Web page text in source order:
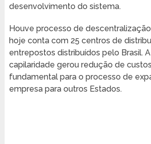
desenvolvimento do sistema.
Houve processo de
hoje conta com 25 centros de
entrepostos distribuídos pelo Brasil.
capilaridade gerou redução de
fundamental para o processo de
empresa para outros Estados.